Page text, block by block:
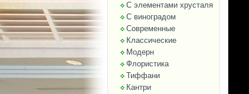
С элементами хрусталя
С виноградом
Современные
Классические
Модерн
Флористика
Тиффани
Кантри